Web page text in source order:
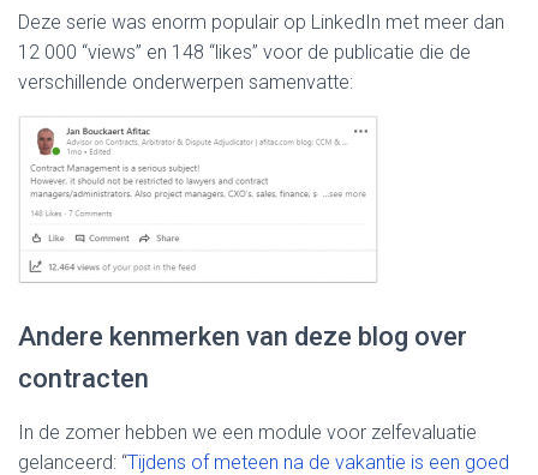
Deze serie was enorm populair op LinkedIn met meer dan
12 000 “views” en 148 “likes” voor de publicatie die de
verschillende onderwerpen samenvatte:
Andere kenmerken van deze blog over
contracten
In de zomer hebben we een module voor zelfevaluatie
gelanceerd: “Tijdens of meteen na de vakantie is een goed